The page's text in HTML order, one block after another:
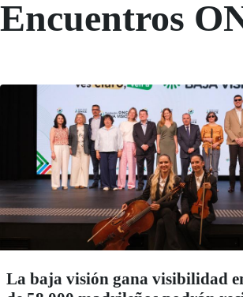
Encuentros
La baja visión gana visibilidad